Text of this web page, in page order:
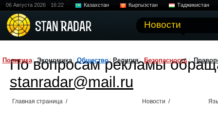
06 Августа 2026 16:22 Казахстан Кыргызстан Таджикистан
Новости
Политика Экономика Общество Религия Безопасность
По вопросам рекламы
stanradar@mail.ru
Главная страница / Новости /